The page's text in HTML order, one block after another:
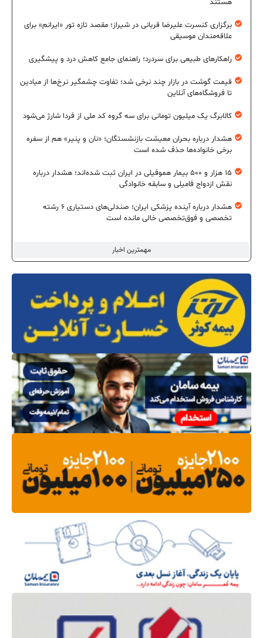
مهمترین اخبار
هستند
برگزاری کنسرت علیرضا قربانی در شیراز؛ مقصد تازه تور «ایرانم» برای
علاقه‌مندان موسیقی
راهکارهای طبیعی برای سردرد؛ راهنمای جامع کاهش درد و پیشگیری
قیمت گوشت در بازار چند نرخی شد؛ تفاوت چشمگیر نرخ‌ها از میادین
تا فروشگاه‌های آنلاین
کالابرگ یک میلیون تومانی برای سه گروه کد ملی از فردا شارژ می‌شود
هشدار درباره بحران معیشت بازنشستگان؛ «نان و پنیر» هم از سفره
برخی خانواده‌ها حذف شده است
۱۵ هزار و ۵۰۰ بیمار هموفیلی در ایران ثبت شده‌اند؛ هشدار درباره
نقش ازدواج فامیلی و سابقه خانوادگی
هشدار درباره آینده پزشکی ایران؛ صندلی‌های دستیاری ۶ رشته
تخصصی و فوق‌تخصصی خالی مانده است